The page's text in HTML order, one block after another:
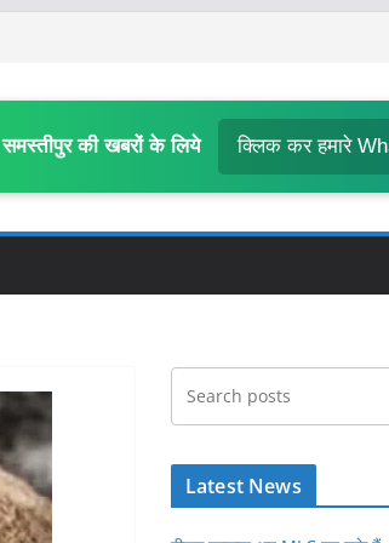
समस्तीपुर की खबरों के लिये क्लिक कर हमारे
Latest News